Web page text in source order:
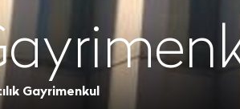
Gayrimenkul